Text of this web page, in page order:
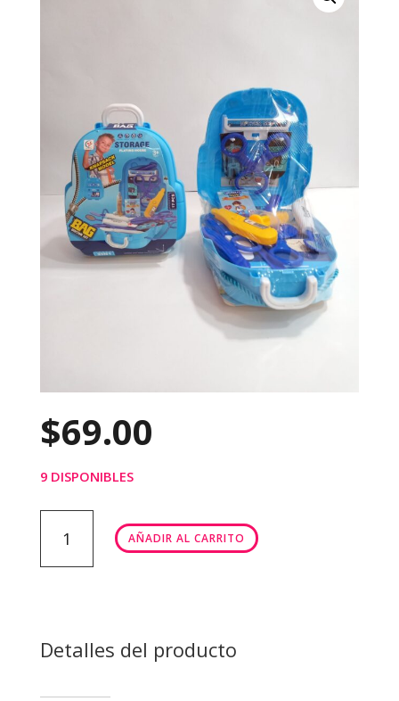
$69.00
9 DISPONIBLES
DOCTOR
cantidad
AÑADIR AL CARRITO
Detalles del producto